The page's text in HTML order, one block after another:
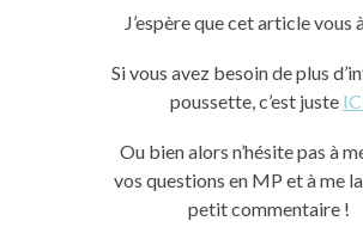
J’espère que cet article vous
Si vous avez besoin de plus
poussette, c’est juste
Ou bien alors n’hésite pas à
vos questions en MP et à me
petit commentaire !